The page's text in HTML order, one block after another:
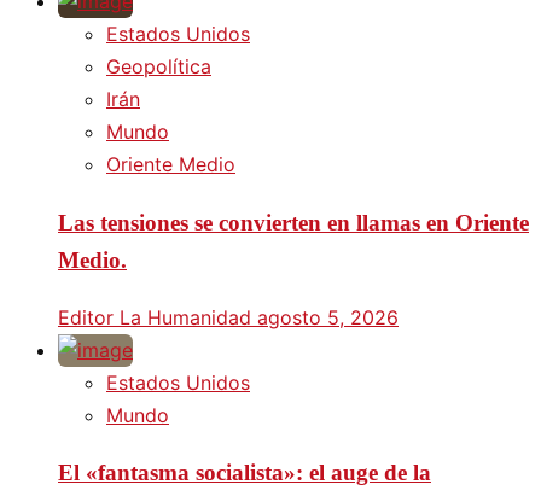
Estados Unidos
Geopolítica
Irán
Mundo
Oriente Medio
Las tensiones se convierten en llamas en Oriente
Medio.
Editor La Humanidad agosto 5, 2026
Estados Unidos
Mundo
El «fantasma socialista»: el auge de la